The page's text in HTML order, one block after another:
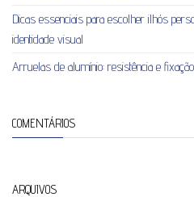
Dicas essenciais para escolher ilhós
identidade visual
Arruelas de alumínio: resistência e
COMENTÁRIOS
ARQUIVOS